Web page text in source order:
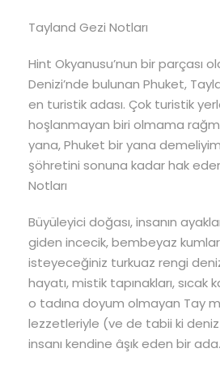
Tayland Gezi Notları
Hint Okyanusu’nun bir parçası
Denizi’nde bulunan Phuket,
en turistik adası. Çok turistik
hoşlanmayan biri olmama
yana, Phuket bir yana
şöhretini sonuna kadar hak
Notları
Büyüleyici doğası, insanın
giden incecik, bembeyaz
isteyeceğiniz turkuaz rengi
hayatı, mistik tapınakları, sıcak
o tadına doyum olmayan Tay
lezzetleriyle (ve de tabii ki deniz
insanı kendine âşık eden bir ada.